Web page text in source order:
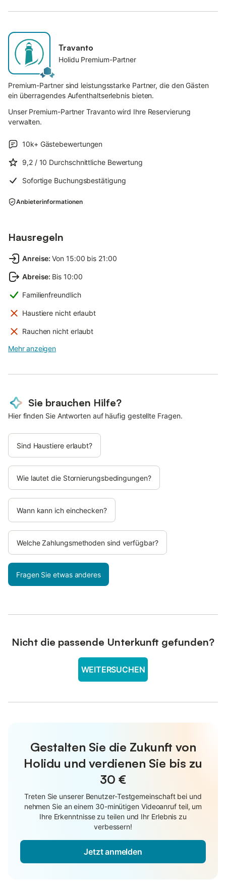
Travanto
Holidu Premium-Partner
Premium-Partner sind leistungsstarke Partner, die den Gästen
ein überragendes Aufenthaltserlebnis bieten.
Unser Premium-Partner Travanto wird Ihre Reservierung
verwalten.
10k+ Gästebewertungen
9,2 / 10 Durchschnittliche Bewertung
Sofortige Buchungsbestätigung
Anbieterinformationen
Hausregeln
Anreise: Von 15:00 bis 21:00
Abreise: Bis 10:00
Familienfreundlich
Haustiere nicht erlaubt
Rauchen nicht erlaubt
Mehr anzeigen
Sie brauchen Hilfe?
Hier finden Sie Antworten auf häufig gestellte Fragen.
Sind Haustiere erlaubt?
Wie lautet die Stornierungsbedingungen?
Wann kann ich einchecken?
Welche Zahlungsmethoden sind verfügbar?
Fragen Sie etwas anderes
Nicht die passende Unterkunft gefunden?
WEITERSUCHEN
Gestalten Sie die Zukunft von
Holidu und verdienen Sie bis zu
30 €
Treten Sie unserer Benutzer-Testgemeinschaft bei und
nehmen Sie an einem 30-minütigen Videoanruf teil, um
Ihre Erkenntnisse zu teilen und Ihr Erlebnis zu
verbessern!
Jetzt anmelden